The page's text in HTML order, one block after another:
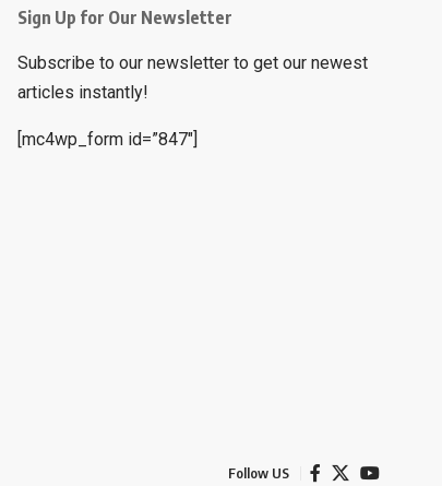
Sign Up for Our Newsletter
Subscribe to our newsletter to get our newest
articles instantly!
[mc4wp_form id=”847″]
Follow US